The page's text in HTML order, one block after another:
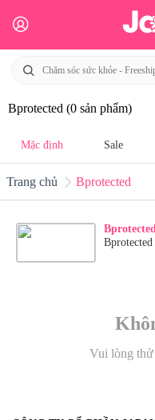
Bprotected (0 sản phẩm)
Mặc định Sale
Trang chủ Bprotected
Vui lòng thử